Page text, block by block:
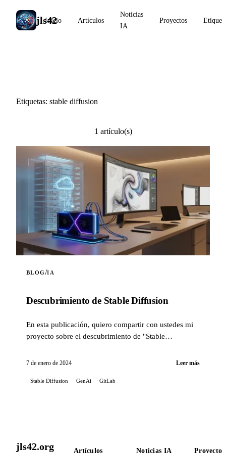
jls42
Inicio Artículos
Noticias
IA
Proyectos
Etiquetas: stable diffusion
1 artículo(s)
BLOG/IA
Descubrimiento de Stable Diffusion
En esta publicación, quiero compartir con ustedes mi
proyecto sobre el descubrimiento de "Stable
7 de enero de 2024 Leer más
Stable Diffusion GenAi GitLab
jls42.org Artículos Noticias IA Proyectos